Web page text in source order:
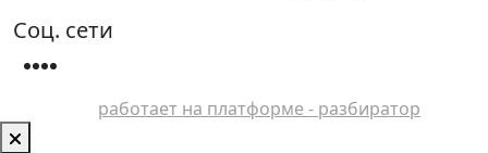
Соц. сети
работает на платформе - разбиратор